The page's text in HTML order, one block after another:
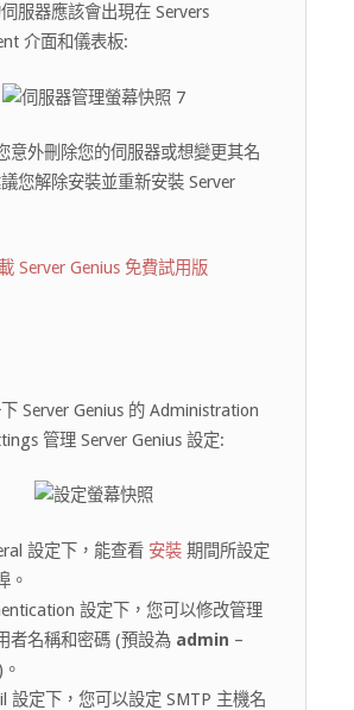
服器應該會出現在 Servers
介面和儀表板:
意外刪除您的伺服器或想變更其名
您解除安裝並重新安裝 Server
載 Server Genius 免費試用版
Server Genius 的 Administration
管理 Server Genius 設定:
設定下，能查看 安裝期間所設定
。
設定下，您可以修改管理
者名稱和密碼 (預設為 admin –
)。
設定下，您可以設定 SMTP 主機名